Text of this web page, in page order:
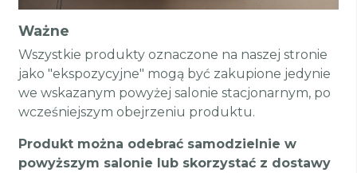
Ważne
Wszystkie produkty oznaczone na naszej stronie
jako "ekspozycyjne" mogą być zakupione jedynie
we wskazanym powyżej salonie stacjonarnym, po
wcześniejszym obejrzeniu produktu.
Produkt można odebrać samodzielnie w
powyższym salonie lub skorzystać z dostawy